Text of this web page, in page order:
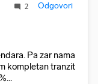
2 Odgovori
Pa zar nama
kompletan tranzit